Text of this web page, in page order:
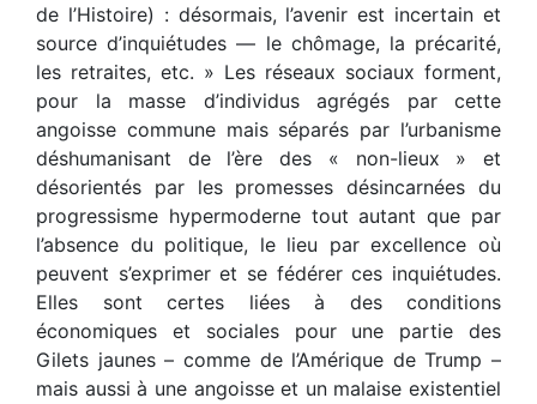
de l’Histoire) : désormais, l’avenir est incertain et
source d’inquiétudes — le chômage, la précarité,
les retraites, etc. » Les réseaux sociaux forment,
pour la masse d’individus agrégés par cette
angoisse commune mais séparés par l’urbanisme
déshumanisant de l’ère des « non-lieux » et
désorientés par les promesses désincarnées du
progressisme hypermoderne tout autant que par
l’absence du politique, le lieu par excellence où
peuvent s’exprimer et se fédérer ces inquiétudes.
Elles sont certes liées à des conditions
économiques et sociales pour une partie des
Gilets jaunes – comme de l’Amérique de Trump –
mais aussi à une angoisse et un malaise existentiel